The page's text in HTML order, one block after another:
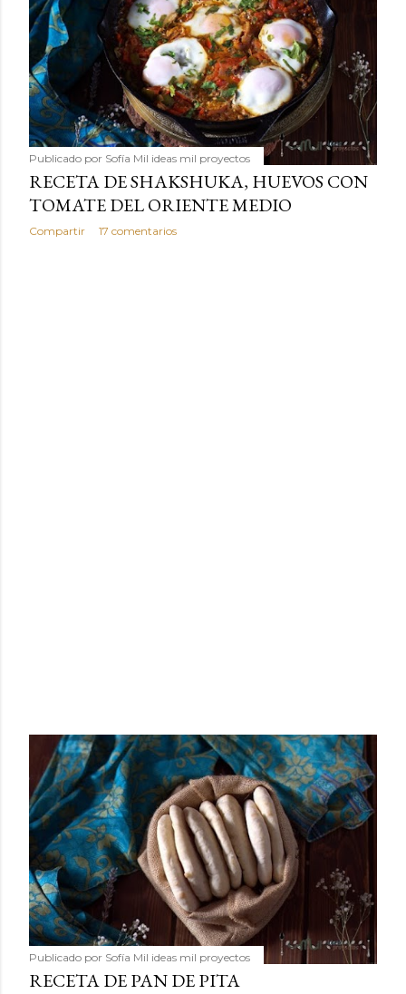
Publicado por Sofía Mil ideas mil proyectos
RECETA DE SHAKSHUKA, HUEVOS CON
TOMATE DEL ORIENTE MEDIO
Compartir 17 comentarios
Publicado por Sofía Mil ideas mil proyectos
RECETA DE PAN DE PITA